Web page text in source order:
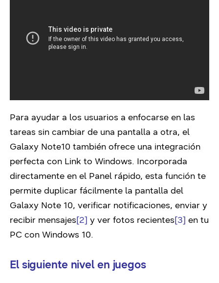
Para ayudar a los usuarios a enfocarse en las
tareas sin cambiar de una pantalla a otra, el
Galaxy Note10 también ofrece una integración
perfecta con Link to Windows. Incorporada
directamente en el Panel rápido, esta función te
permite duplicar fácilmente la pantalla del
Galaxy Note 10, verificar notificaciones, enviar y
recibir mensajes[2] y ver fotos recientes[3] en tu
PC con Windows 10.
El siguiente nivel en juegos